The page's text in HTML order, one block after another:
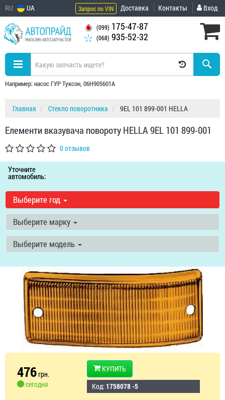
RU UA Запрос по VIN Доставка Контакты Вход
(099) 175-47-87
(068) 935-52-32
Например: насос ГУР Туксон, 06H905601A
Главная Стекло поворотника 9EL 101 899-001 HELLA
Елементи вказувача повороту HELLA 9EL 101 899-001
0 отзывов
Уточните
автомобиль:
Выберите год
Выберите марку
Выберите модель
476грн.
сегодня
КУПИТЬ
Код: 1758078 -5